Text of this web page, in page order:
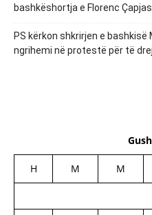
bashkëshortja e Florenc Çapjas
PS kërkon shkrirjen e bashkisë
ngrihemi në protestë për të
H M M